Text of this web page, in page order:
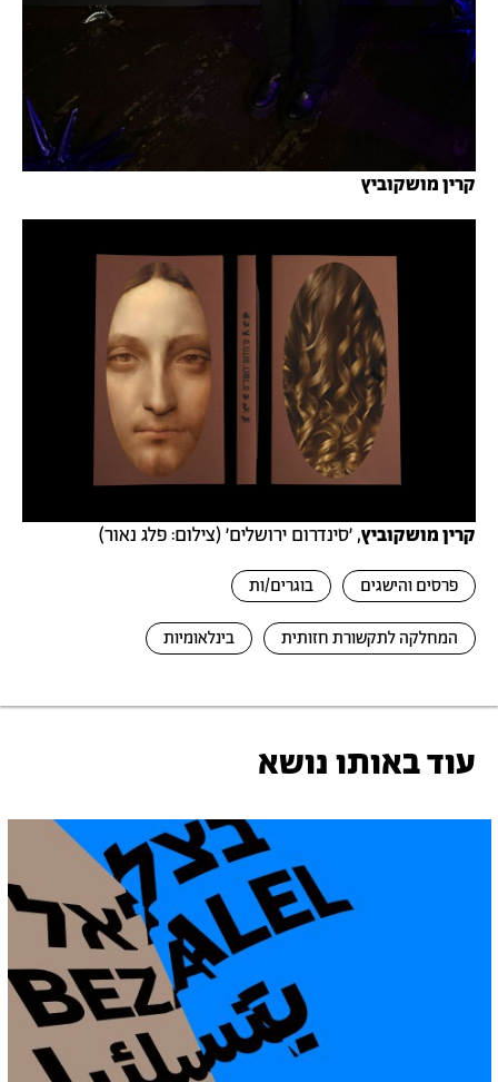
קרין מושקוביץ
קרין מושקוביץ, ׳סינדרום ירושלים׳ (צילום: פלג נאור)
פרסים והישגים בוגרים/ות
המחלקה לתקשורת חזותית בינלאומיות
עוד באותו נושא